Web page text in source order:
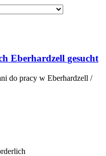
Eberhardzell gesucht
do pracy w Eberhardzell /